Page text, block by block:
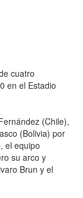
cuatro
en el Estadio
(Chile),
(Bolivia) por
el equipo
su arco y
Brun y el